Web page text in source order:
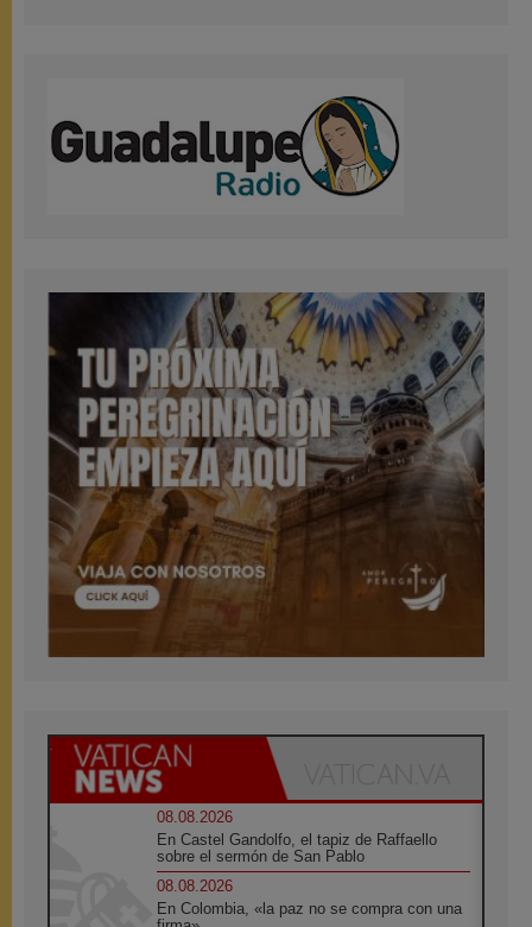
08.08.2026
En Castel Gandolfo, el tapiz de Raffaello
sobre el sermón de San Pablo
08.08.2026
En Colombia, «la paz no se compra con una